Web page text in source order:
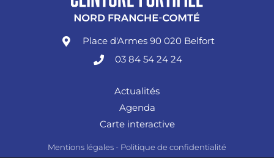
Place d'Armes 90 020 Belfort
03 84 54 24 24
Actualités
Agenda
Carte interactive
Mentions légales - Politique de confidentialité